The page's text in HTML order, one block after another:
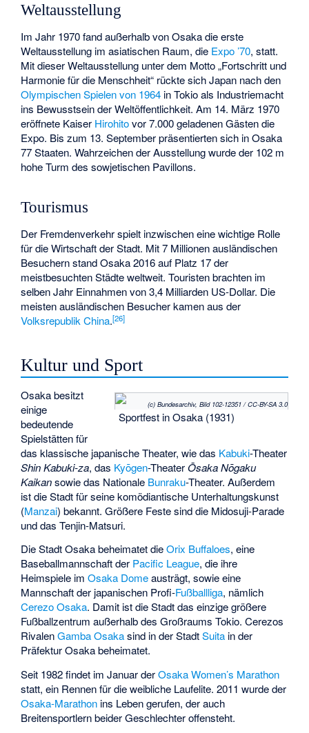
Weltausstellung
Im Jahr 1970 fand außerhalb von Osaka die erste
Weltausstellung im asiatischen Raum, die Expo ’70, statt.
Mit dieser Weltausstellung unter dem Motto „Fortschritt und
Harmonie für die Menschheit“ rückte sich Japan nach den
Olympischen Spielen von 1964 in Tokio als Industriemacht
ins Bewusstsein der Weltöffentlichkeit. Am 14. März 1970
eröffnete Kaiser Hirohitovor 7.000 geladenen Gästen die
Expo. Bis zum 13. September präsentierten sich in Osaka
77 Staaten. Wahrzeichen der Ausstellung wurde der 102 m
hohe Turm des sowjetischen Pavillons.
Tourismus
Der Fremdenverkehr spielt inzwischen eine wichtige Rolle
für die Wirtschaft der Stadt. Mit 7 Millionen ausländischen
Besuchern stand Osaka 2016 auf Platz 17 der
meistbesuchten Städte weltweit. Touristen brachten im
selben Jahr Einnahmen von 3,4 Milliarden US-Dollar. Die
meisten ausländischen Besucher kamen aus der
Volksrepublik China.[26]
Kultur und Sport
(c) Bundesarchiv, Bild 102-12351 / CC-BY-SA 3.0
Sportfest in Osaka (1931)
Osaka besitzt
einige
bedeutende
Spielstätten für
das klassische japanische Theater, wie das Kabuki-Theater
Shin Kabuki-za, das Kyōgen-TheaterŌsaka Nōgaku
Kaikansowie das Nationale Bunraku-Theater. Außerdem
ist die Stadt für seine komödiantische Unterhaltungskunst
(Manzai) bekannt. Größere Feste sind die Midosuji-Parade
und das Tenjin-Matsuri.
Die Stadt Osaka beheimatet dieOrix Buffaloes, eine
Baseballmannschaft der Pacific League, die ihre
Heimspiele imOsaka Domeausträgt, sowie eine
Mannschaft der japanischen Profi-Fußballliga, nämlich
Cerezo Osaka. Damit ist die Stadt das einzige größere
Fußballzentrum außerhalb des Großraums Tokio. Cerezos
RivalenGamba Osakasind in der StadtSuita in der
Präfektur Osaka beheimatet.
Seit 1982 findet im Januar derOsaka Women’s Marathon
statt, ein Rennen für die weibliche Laufelite. 2011 wurde der
Osaka-Marathon ins Leben gerufen, der auch
Breitensportlern beider Geschlechter offensteht.